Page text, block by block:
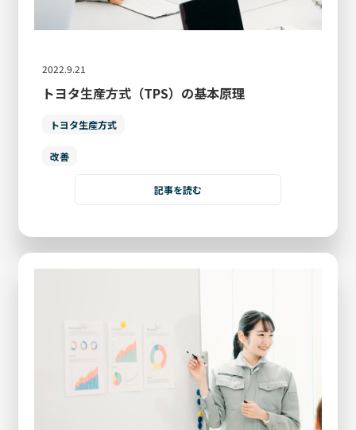
2022.9.21
トヨタ生産方式（TPS）の基本原理
トヨタ生産方式
改善
記事を読む